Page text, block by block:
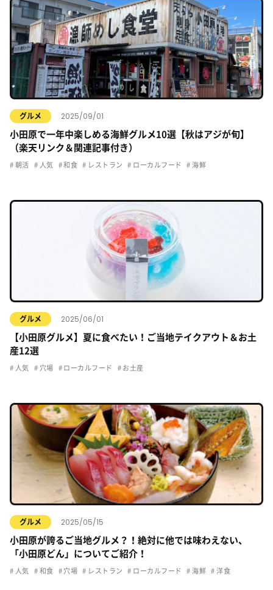
グルメ 2025/09/01
小田原で一年中楽しめる海鮮グルメ10選【秋はアジが旬】
（楽天リンク＆関連記事付き）
朝活 人気 和食 レストラン ローカルフード 海鮮
グルメ 2025/06/01
【小田原グルメ】夏に食べたい！ご当地テイクアウト＆お土
産12選
人気 穴場 ローカルフード お土産
グルメ 2025/05/15
小田原が誇るご当地グルメ？！絶対に他では味わえない、
「小田原どん」についてご紹介！
人気 和食 穴場 レストラン ローカルフード 海鮮 洋食